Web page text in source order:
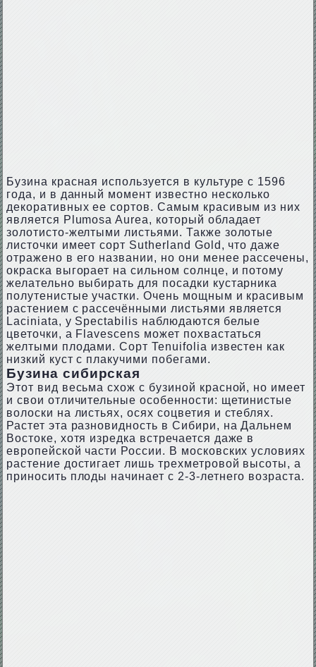
Бузина красная используется в культуре с 1596
года, и в данный момент известно несколько
декоративных ее сортов. Самым красивым из них
является Plumosa Aurea, который обладает
золотисто-желтыми листьями. Также золотые
листочки имеет сорт Sutherland Gold, что даже
отражено в его названии, но они менее рассечены,
окраска выгорает на сильном солнце, и потому
желательно выбирать для посадки кустарника
полутенистые участки. Очень мощным и красивым
растением с рассечёнными листьями является
Laciniata, у Spectabilis наблюдаются белые
цветочки, а Flavescens может похвастаться
желтыми плодами. Сорт Tenuifolia известен как
низкий куст с плакучими побегами.
Бузина сибирская
Этот вид весьма схож с бузиной красной, но имеет
и свои отличительные особенности: щетинистые
волоски на листьях, осях соцветия и стеблях.
Растет эта разновидность в Сибири, на Дальнем
Востоке, хотя изредка встречается даже в
европейской части России. В московских условиях
растение достигает лишь трехметровой высоты, а
приносить плоды начинает с 2-3-летнего возраста.